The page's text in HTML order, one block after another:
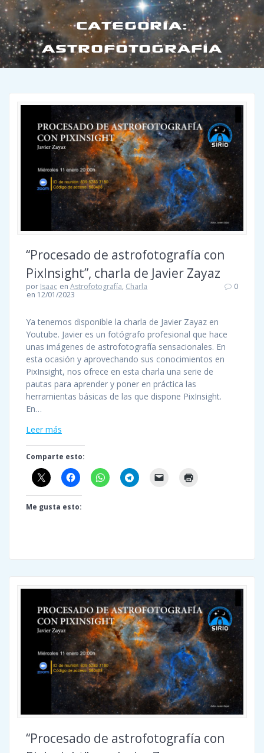
CATEGORÍA:
ASTROFOTOGRAFÍA
“Procesado de astrofotografía con
PixInsight”, charla de Javier Zayaz
por Isaac enAstrofotografía, Charla
en 12/01/2023
0
Ya tenemos disponible la charla de Javier Zayaz en
Youtube. Javier es un fotógrafo profesional que hace
unas imágenes de astrofotografía sensacionales. En
esta ocasión y aprovechando sus conocimientos en
PixInsight, nos ofrece en esta charla una serie de
pautas para aprender y poner en práctica las
herramientas básicas de las que dispone PixInsight.
En…
Leer más
Comparte esto:
Me gusta esto:
“Procesado de astrofotografía con